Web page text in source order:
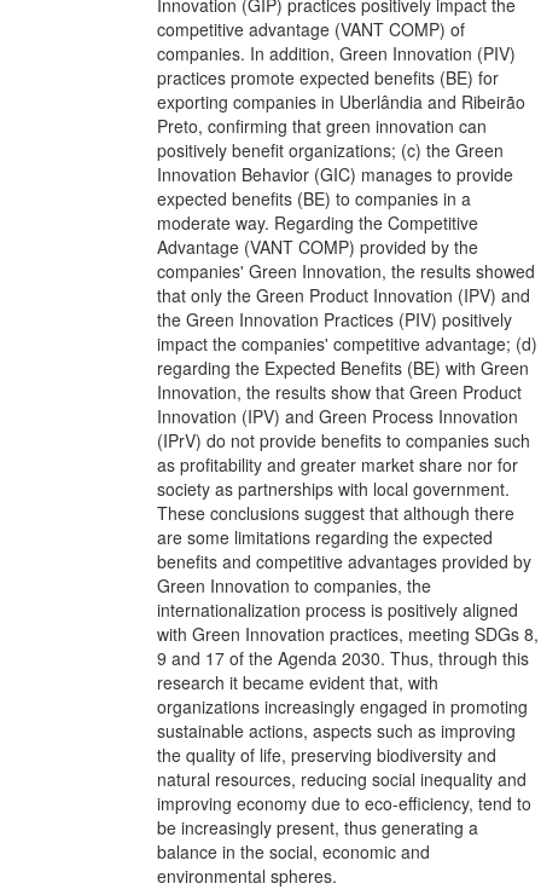
competitive advantage (VANT COMP) of
companies. In addition, Green Innovation (PIV)
practices promote expected benefits (BE) for
exporting companies in Uberlândia and Ribeirão
Preto, confirming that green innovation can
positively benefit organizations; (c) the Green
Innovation Behavior (GIC) manages to provide
expected benefits (BE) to companies in a
moderate way. Regarding the Competitive
Advantage (VANT COMP) provided by the
companies' Green Innovation, the results showed
that only the Green Product Innovation (IPV) and
the Green Innovation Practices (PIV) positively
impact the companies' competitive advantage; (d)
regarding the Expected Benefits (BE) with Green
Innovation, the results show that Green Product
Innovation (IPV) and Green Process Innovation
(IPrV) do not provide benefits to companies such
as profitability and greater market share nor for
society as partnerships with local government.
These conclusions suggest that although there
are some limitations regarding the expected
benefits and competitive advantages provided by
Green Innovation to companies, the
internationalization process is positively aligned
with Green Innovation practices, meeting SDGs 8,
9 and 17 of the Agenda 2030. Thus, through this
research it became evident that, with
organizations increasingly engaged in promoting
sustainable actions, aspects such as improving
the quality of life, preserving biodiversity and
natural resources, reducing social inequality and
improving economy due to eco-efficiency, tend to
be increasingly present, thus generating a
balance in the social, economic and
environmental spheres.